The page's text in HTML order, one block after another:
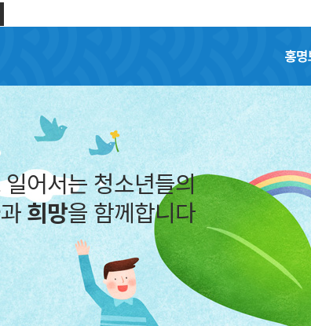
홍명
어서는 청소년들의
과희망을 함께합니다